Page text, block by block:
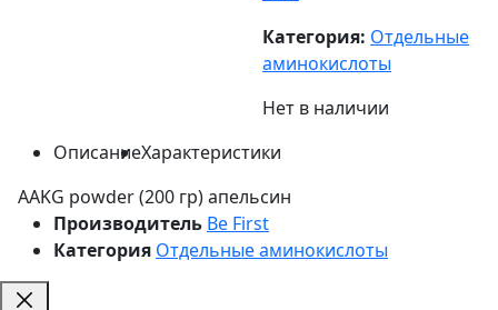
Категория: Отдельные
аминокислоты
Нет в наличии
ОписаниеХарактеристики
AAKG powder (200 гр) апельсин
Производитель Be First
Категория Отдельные аминокислоты